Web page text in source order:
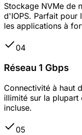
Stockage NVMe de
d'IOPS. Parfait pour
les applications à
04
Réseau 1 Gbps
Connectivité à haut
illimité sur la plupart
incluse.
05